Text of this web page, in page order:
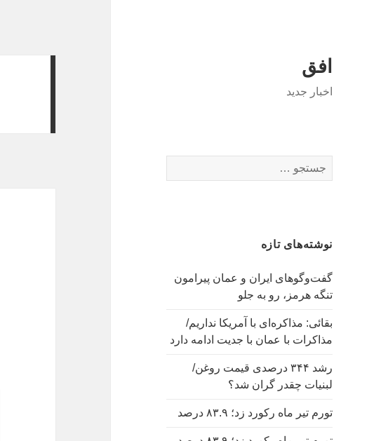
افق
اخبار جدید
برای:
نوشته‌های تازه
گفت‌وگوهای ایران و عمان پیرامون
تنگه هرمز، رو به جلو
بقائی: مذاکره‌ای با آمریکا نداریم/
مذاکرات با عمان با جدیت ادامه دارد
رشد ۳۴۴ درصدی قیمت روغن/
لبنیات چقدر گران شد؟
تورم تیر ماه رکورد زد؛ ۸۳.۹ درصد